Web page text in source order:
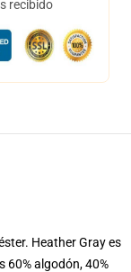
recibido
Heather Gray es
60% algodón, 40%